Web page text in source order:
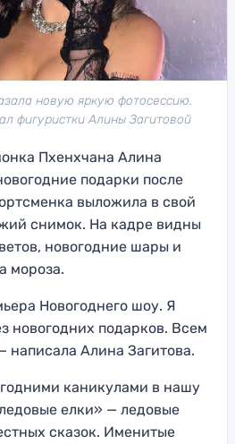
новую яркую фотосессию.
фигуристки Алины Загитовой
Пхенхчана Алина
подарки после
выложила в свой
снимок. На кадре видны
новогодние шары и
мороза.
Новогоднего шоу. Я
новогодних подарков. Всем
написала Алина Загитова.
каникулами в нашу
елки» — ледовые
сказок. Именитые